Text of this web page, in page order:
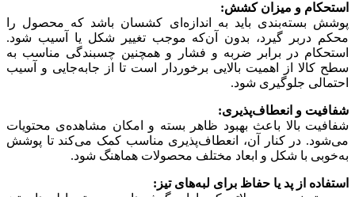
استحکام و میزان کشش:
پوشش بسته‌بندی باید به اندازه‌ای کشسان باشد که محصول را
محکم دربر گیرد، بدون آن‌که موجب تغییر شکل یا آسیب شود.
استحکام در برابر ضربه و فشار و همچنین چسبندگی مناسب به
سطح کالا از اهمیت بالایی برخوردار است تا از جابه‌جایی و آسیب
احتمالی جلوگیری شود.
شفافیت و انعطاف‌پذیری:
شفافیت بالا باعث بهبود ظاهر بسته و امکان مشاهده‌ی محتویات
می‌شود. در کنار آن، انعطاف‌پذیری مناسب کمک می‌کند تا پوشش
به‌خوبی با شکل و ابعاد مختلف محصولات هماهنگ شود.
استفاده از پد یا حفاظ برای لبه‌های تیز: